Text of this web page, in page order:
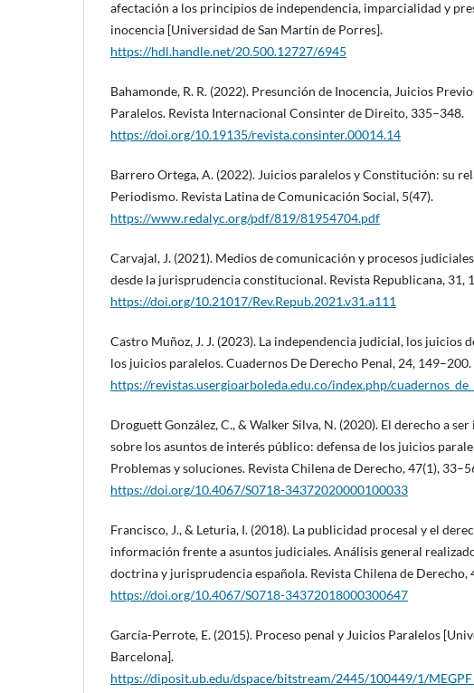
afectación a los principios de independencia, imparcialidad y
inocencia [Universidad de San Martín de Porres].
https://hdl.handle.net/20.500.12727/6945
Bahamonde, R. R. (2022). Presunción de Inocencia, Juicios
Paralelos. Revista Internacional Consinter de Direito, 335–348.
https://doi.org/10.19135/revista.consinter.00014.14
Barrero Ortega, A. (2022). Juicios paralelos y Constitución: su
Periodismo. Revista Latina de Comunicación Social, 5(47).
https://www.redalyc.org/pdf/819/81954704.pdf
Carvajal, J. (2021). Medios de comunicación y procesos
desde la jurisprudencia constitucional. Revista Republicana, 31,
https://doi.org/10.21017/Rev.Repub.2021.v31.a111
Castro Muñoz, J. J. (2023). La independencia judicial, los juicios
los juicios paralelos. Cuadernos De Derecho Penal, 24, 149–200.
https://revistas.usergioarboleda.edu.co/index.php/
Droguett González, C., & Walker Silva, N. (2020). El derecho a
sobre los asuntos de interés público: defensa de los juicios
Problemas y soluciones. Revista Chilena de Derecho, 47(1),
https://doi.org/10.4067/S0718-34372020000100033
Francisco, J., & Leturia, I. (2018). La publicidad procesal y el
información frente a asuntos judiciales. Análisis general
doctrina y jurisprudencia española. Revista Chilena de Derecho,
https://doi.org/10.4067/S0718-34372018000300647
García-Perrote, E. (2015). Proceso penal y Juicios Paralelos
Barcelona].
https://diposit.ub.edu/dspace/bitstream/2445/100449/1/